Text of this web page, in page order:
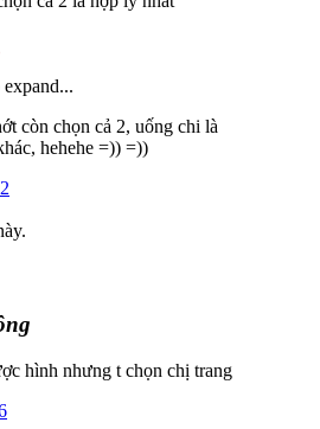
còn chọn cả 2, uống chi là
hehehe =)) =))
hình nhưng t chọn chị trang